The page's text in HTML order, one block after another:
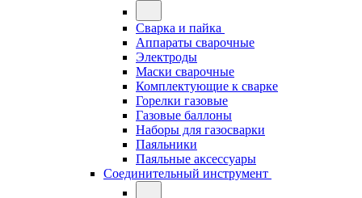
Сварка и пайка
Аппараты сварочные
Электроды
Маски сварочные
Комплектующие к сварке
Горелки газовые
Газовые баллоны
Наборы для газосварки
Паяльники
Паяльные аксессуары
Соединительный инструмент